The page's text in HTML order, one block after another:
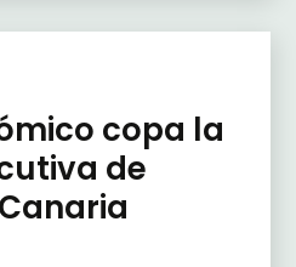
copa la
de